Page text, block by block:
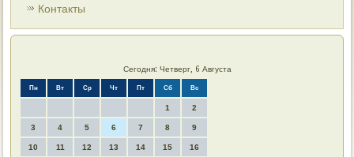
Контакты
Сегодня: Четверг, 6 Августа
Пн Вт Ср Чт Пт Сб Вс
1 2
3 4 5 6 7 8 9
10 11 12 13 14 15 16